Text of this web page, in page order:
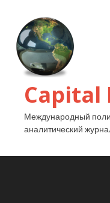
Capital
Международный
аналитический